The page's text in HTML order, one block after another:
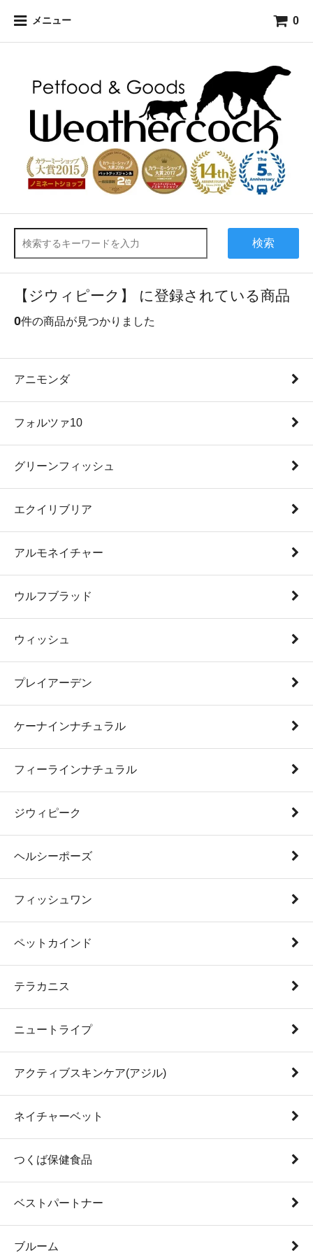
メニュー 0
検索
【ジウィピーク】 に登録されている商品
0件の商品が見つかりました
アニモンダ
フォルツァ10
グリーンフィッシュ
エクイリブリア
アルモネイチャー
ウルフブラッド
ウィッシュ
プレイアーデン
ケーナインナチュラル
フィーラインナチュラル
ジウィピーク
ヘルシーポーズ
フィッシュワン
ペットカインド
テラカニス
ニュートライプ
アクティブスキンケア(アジル)
ネイチャーベット
つくば保健食品
ベストパートナー
ブルーム